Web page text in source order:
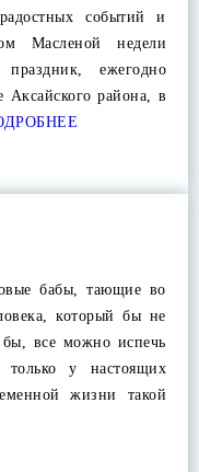
событий и
Масленой недели
ежегодно
Аксайского района, в
бабы, тающие во
который бы не
все можно испечь
у настоящих
жизни такой